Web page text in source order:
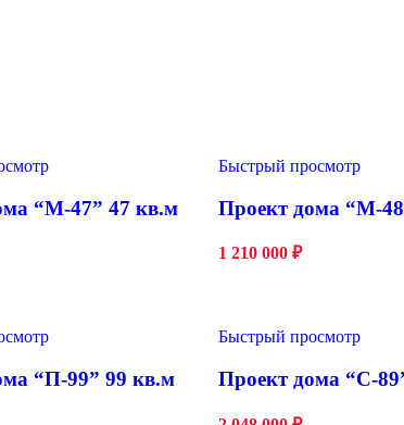
“М-47” 47 кв.м
Быстрый просмотр
Проект дома “М-
1 210 000 ₽
“П-99” 99 кв.м
Быстрый просмотр
Проект дома “С-